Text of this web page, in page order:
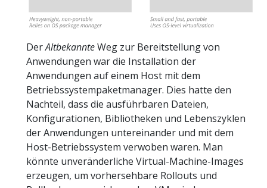
DerAltbekannteWeg zur Bereitstellung von
Anwendungen war die Installation der
Anwendungen auf einem Host mit dem
Betriebssystempaketmanager. Dies hatte den
Nachteil, dass die ausführbaren Dateien,
Konfigurationen, Bibliotheken und Lebenszyklen
der Anwendungen untereinander und mit dem
Host-Betriebssystem verwoben waren. Man
könnte unveränderliche Virtual-Machine-Images
erzeugen, um vorhersehbare Rollouts und